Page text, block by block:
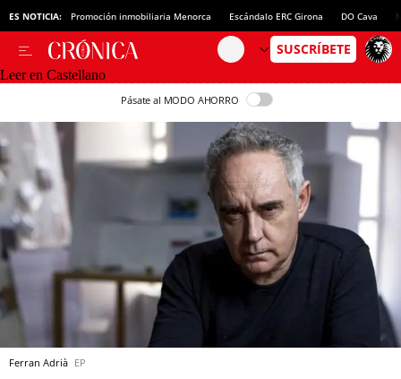
ES NOTICIA: Promoción inmobiliaria Menorca Escándalo ERC Girona DO Cava
Leer en Castellano
Pásate al MODO AHORRO
Ferran Adrià EP